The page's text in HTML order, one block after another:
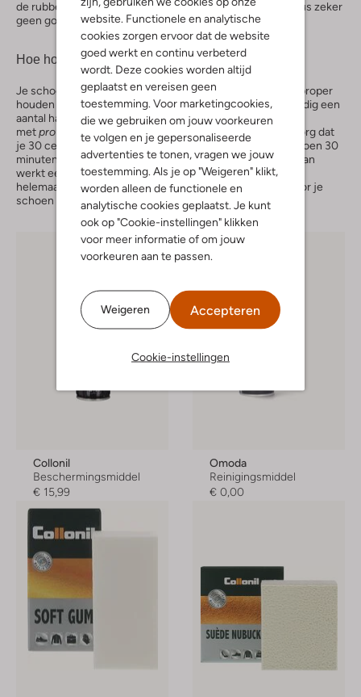
website. Functionele en analytische
cookies zorgen ervoor dat de website
goed werkt en continu verbeterd
wordt. Deze cookies worden altijd
geplaatst en vereisen geen
toestemming. Voor marketingcookies,
die we gebruiken om jouw voorkeuren
te volgen en je gepersonaliseerde
advertenties te tonen, vragen we jouw
toestemming. Als je op "Weigeren" klikt,
worden alleen de functionele en
analytische cookies geplaatst. Je kunt
ook op "Cookie-instellingen" klikken
voor meer informatie of om jouw
voorkeuren aan te passen.
Weigeren Accepteren
Cookie-instellingen
de rubber aan de zool van jouw schoenen. De droger is dus zeker
geen goed idee.
Hoe hou je je schoenen proper?
Je schoenen proper maken is één ding, maar ze dan ook proper
houden is weer iets anders. Gelukkig zijn daar tegenwoordig een
aantal handige hulpmiddeltjes voor. Spray je schoenen in
metprotection spray
om ze te beschermen tegen vuil. Zorg dat
je 30 centimeter afstand houdt en laat vervolgens de schoen 30
minuten drogen. Mocht er toch nog een vlek op komen, dan
werkt een
sneaker cleanerheel goed. Om je schoen
helemaal
ready to go maken kan je nog nieuwe veters door je
schoen doen.
Collonil
Beschermingsmiddel
€ 15,99
Omoda
Reinigingsmiddel
€ 0,00